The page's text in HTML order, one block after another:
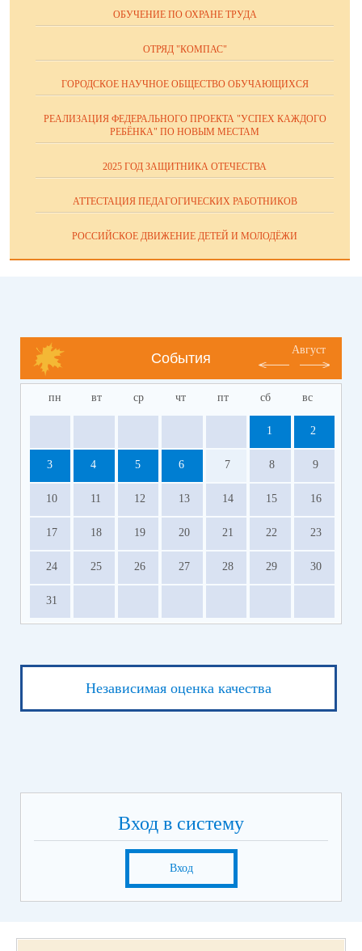
ОБУЧЕНИЕ ПО ОХРАНЕ ТРУДА
ОТРЯД "КОМПАС"
ГОРОДСКОЕ НАУЧНОЕ ОБЩЕСТВО ОБУЧАЮЩИХСЯ
РЕАЛИЗАЦИЯ ФЕДЕРАЛЬНОГО ПРОЕКТА "УСПЕХ КАЖДОГО
РЕБЁНКА" ПО НОВЫМ МЕСТАМ
2025 ГОД ЗАЩИТНИКА ОТЕЧЕСТВА
АТТЕСТАЦИЯ ПЕДАГОГИЧЕСКИХ РАБОТНИКОВ
РОССИЙСКОЕ ДВИЖЕНИЕ ДЕТЕЙ И МОЛОДЁЖИ
События
Август
пн вт ср чт пт сб вс
1 2
3 4 5 6 7 8 9
10 11 12 13 14 15 16
17 18 19 20 21 22 23
24 25 26 27 28 29 30
31
Независимая оценка качества
Вход в систему
Вход